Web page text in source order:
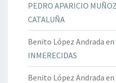
PEDRO APARICIO MUÑOZ
CATALUÑA
Benito López Andrada en
INMERECIDAS
Benito López Andrada en